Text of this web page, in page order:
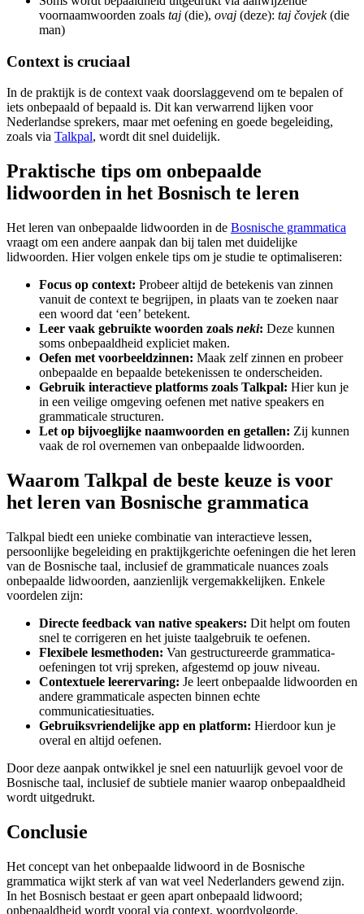
voornaamwoorden zoals taj (die), ovaj (deze): taj čovjek(die
man)
Context is cruciaal
In de praktijk is de context vaak doorslaggevend om te bepalen of
iets onbepaald of bepaald is. Dit kan verwarrend lijken voor
Nederlandse sprekers, maar met oefening en goede begeleiding,
zoals via Talkpal, wordt dit snel duidelijk.
Praktische tips om onbepaalde
lidwoorden in het Bosnisch te leren
Het leren van onbepaalde lidwoorden in de Bosnische grammatica
vraagt om een andere aanpak dan bij talen met duidelijke
lidwoorden. Hier volgen enkele tips om je studie te optimaliseren:
Focus op context: Probeer altijd de betekenis van zinnen
vanuit de context te begrijpen, in plaats van te zoeken naar
een woord dat ‘een’ betekent.
Leer vaak gebruikte woorden zoals neki: Deze kunnen
soms onbepaaldheid expliciet maken.
Oefen met voorbeeldzinnen: Maak zelf zinnen en probeer
onbepaalde en bepaalde betekenissen te onderscheiden.
Gebruik interactieve platforms zoals Talkpal: Hier kun je
in een veilige omgeving oefenen met native speakers en
grammaticale structuren.
Let op bijvoeglijke naamwoorden en getallen: Zij kunnen
vaak de rol overnemen van onbepaalde lidwoorden.
Waarom Talkpal de beste keuze is voor
het leren van Bosnische grammatica
Talkpal biedt een unieke combinatie van interactieve lessen,
persoonlijke begeleiding en praktijkgerichte oefeningen die het leren
van de Bosnische taal, inclusief de grammaticale nuances zoals
onbepaalde lidwoorden, aanzienlijk vergemakkelijken. Enkele
voordelen zijn:
Directe feedback van native speakers: Dit helpt om fouten
snel te corrigeren en het juiste taalgebruik te oefenen.
Flexibele lesmethoden: Van gestructureerde grammatica-
oefeningen tot vrij spreken, afgestemd op jouw niveau.
Contextuele leerervaring: Je leert onbepaalde lidwoorden en
andere grammaticale aspecten binnen echte
communicatiesituaties.
Gebruiksvriendelijke app en platform: Hierdoor kun je
overal en altijd oefenen.
Door deze aanpak ontwikkel je snel een natuurlijk gevoel voor de
Bosnische taal, inclusief de subtiele manier waarop onbepaaldheid
wordt uitgedrukt.
Conclusie
Het concept van het onbepaalde lidwoord in de Bosnische
grammatica wijkt sterk af van wat veel Nederlanders gewend zijn.
In het Bosnisch bestaat er geen apart onbepaald lidwoord;
onbepaaldheid wordt vooral via context, woordvolgorde,